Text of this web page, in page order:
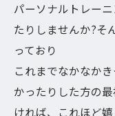
パーソナルトレー
たりしませんか?そ
っており
これまでなかなか
かったりした方の
ければ、これほど